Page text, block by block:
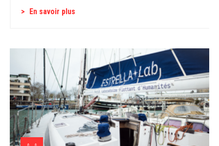
En savoir plus